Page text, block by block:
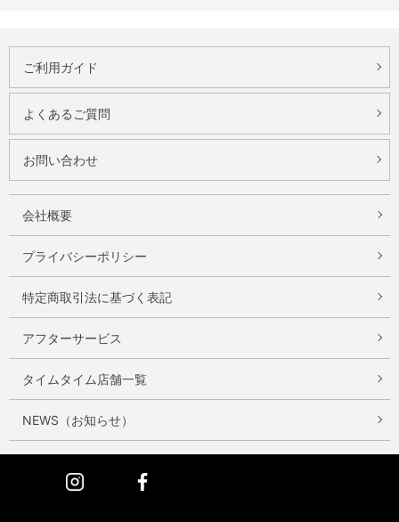
ご利用ガイド
よくあるご質問
お問い合わせ
会社概要
プライバシーポリシー
特定商取引法に基づく表記
アフターサービス
タイムタイム店舗一覧
NEWS（お知らせ）
Instagram